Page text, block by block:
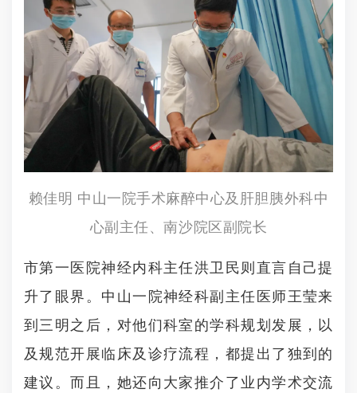
赖佳明 中山一院手术麻醉中心及肝胆胰外科中
心副主任、南沙院区副院长
市第一医院神经内科主任洪卫民则直言自己提
升了眼界。中山一院神经科副主任医师王莹来
到三明之后，对他们科室的学科规划发展，以
及规范开展临床及诊疗流程，都提出了独到的
建议。而且，她还向大家推介了业内学术交流